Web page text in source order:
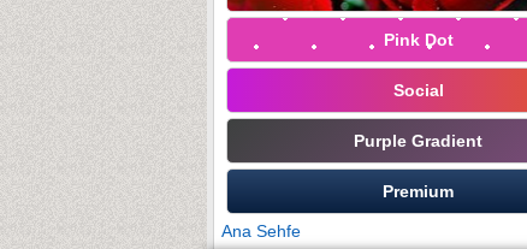
Pink Dot
Social
Purple Gradient
Premium
Ana Sehfe